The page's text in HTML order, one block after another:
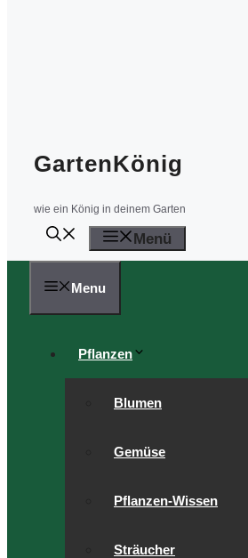
GartenKönig
wie ein König in deinem Garten
Menü
Menu
Pflanzen
Blumen
Gemüse
Pflanzen-Wissen
Sträucher